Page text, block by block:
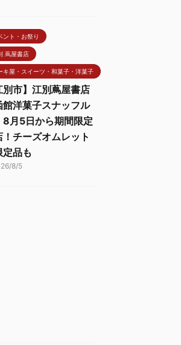
ント・お祭り
蔦屋書店
キ屋・スイーツ・和菓子・洋菓子
別市】江別蔦屋書店
館洋菓子スナッフル
8月5日から期間限定
！チーズオムレット
定品も
8/5